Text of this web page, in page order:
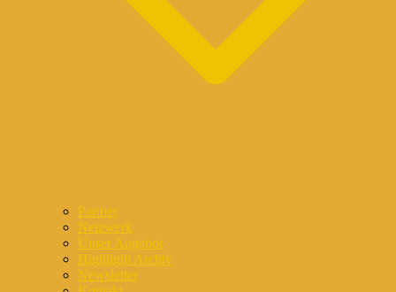
Partner
Netzwerk
Unser Angebot
Highlight Archiv
Newsletter